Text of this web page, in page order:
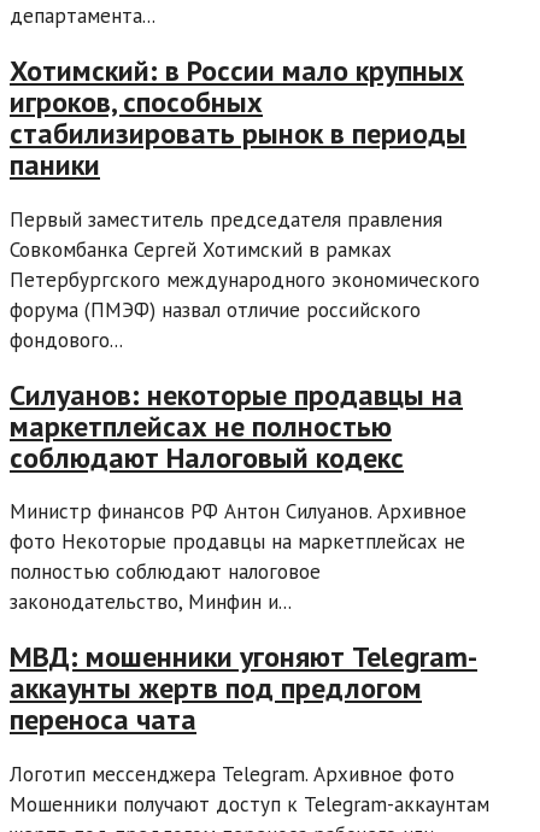
департамента...
Хотимский: в России мало крупных
игроков, способных
стабилизировать рынок в периоды
паники
Первый заместитель председателя правления
Совкомбанка Сергей Хотимский в рамках
Петербургского международного экономического
форума (ПМЭФ) назвал отличие российского
фондового...
Силуанов: некоторые продавцы на
маркетплейсах не полностью
соблюдают Налоговый кодекс
Министр финансов РФ Антон Силуанов. Архивное
фото Некоторые продавцы на маркетплейсах не
полностью соблюдают налоговое
законодательство, Минфин и...
МВД: мошенники угоняют Telegram-
аккаунты жертв под предлогом
переноса чата
Логотип мессенджера Telegram. Архивное фото
Мошенники получают доступ к Telegram-аккаунтам